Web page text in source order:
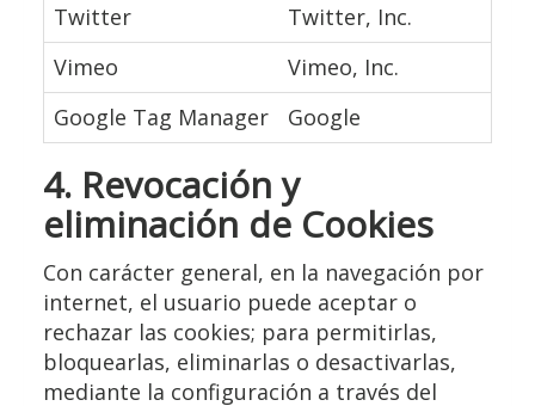
Twitter
Twitter, Inc.
Vimeo
Vimeo, Inc.
Google Tag Manager
Google
4. Revocación y
eliminación de Cookies
Con carácter general, en la navegación por
internet, el usuario puede aceptar o
rechazar las cookies; para permitirlas,
bloquearlas, eliminarlas o desactivarlas,
mediante la configuración a través del